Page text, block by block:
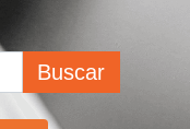
Buscar